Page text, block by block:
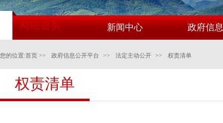
网站首页 新闻中心 政府信
您的位置:首页 >> 政府信息公开平台 >> 法定主动公开 >> 权责清单
权责清单